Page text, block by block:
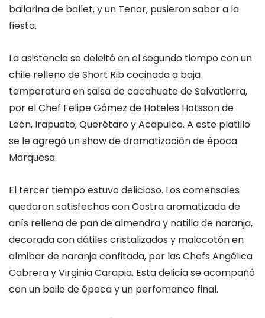
bailarina de ballet, y un Tenor, pusieron sabor a la
fiesta.
La asistencia se deleitó en el segundo tiempo con un
chile relleno de Short Rib cocinada a baja
temperatura en salsa de cacahuate de Salvatierra,
por el Chef Felipe Gómez de Hoteles Hotsson de
León, Irapuato, Querétaro y Acapulco. A este platillo
se le agregó un show de dramatización de época
Marquesa.
El tercer tiempo estuvo delicioso. Los comensales
quedaron satisfechos con Costra aromatizada de
anís rellena de pan de almendra y natilla de naranja,
decorada con dátiles cristalizados y malocotón en
almibar de naranja confitada, por las Chefs Angélica
Cabrera y Virginia Carapia. Esta delicia se acompañó
con un baile de época y un perfomance final.